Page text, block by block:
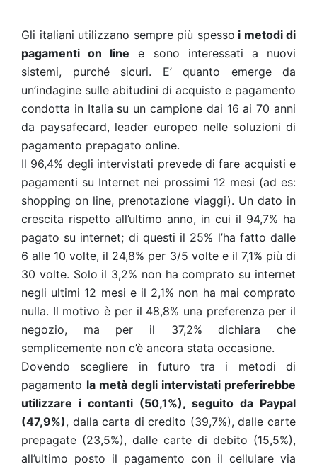
Gli italiani utilizzano sempre più spesso i metodi di
pagamenti on line e sono interessati a nuovi
sistemi, purché sicuri. E’ quanto emerge da
un’indagine sulle abitudini di acquisto e pagamento
condotta in Italia su un campione dai 16 ai 70 anni
da paysafecard, leader europeo nelle soluzioni di
pagamento prepagato online.
Il 96,4% degli intervistati prevede di fare acquisti e
pagamenti su Internet nei prossimi 12 mesi (ad es:
shopping on line, prenotazione viaggi). Un dato in
crescita rispetto all’ultimo anno, in cui il 94,7% ha
pagato su internet; di questi il 25% l’ha fatto dalle
6 alle 10 volte, il 24,8% per 3/5 volte e il 7,1% più di
30 volte. Solo il 3,2% non ha comprato su internet
negli ultimi 12 mesi e il 2,1% non ha mai comprato
nulla. Il motivo è per il 48,8% una preferenza per il
negozio, ma per il 37,2% dichiara che
semplicemente non c’è ancora stata occasione.
Dovendo scegliere in futuro tra i metodi di
pagamento la metà degli intervistati preferirebbe
utilizzare i contanti (50,1%), seguito da Paypal
(47,9%), dalla carta di credito (39,7%), dalle carte
prepagate (23,5%), dalle carte di debito (15,5%),
all’ultimo posto il pagamento con il cellulare via